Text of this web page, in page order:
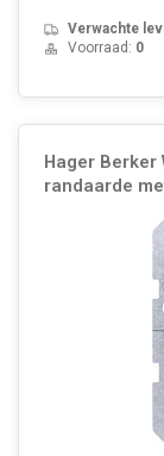
Verwachte
Voorraad: 0
Hager Berker
randaarde